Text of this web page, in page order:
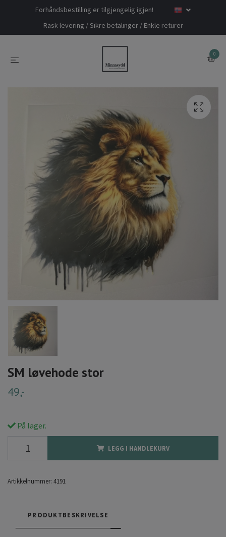
Forhåndsbestilling er tilgjengelig igjen!
Rask levering / Sikre betalinger / Enkle returer
0
SM løvehode stor
49,-
På lager.
LEGG I HANDLEKURV
Artikkelnummer: 4191
PRODUKTBESKRIVELSE